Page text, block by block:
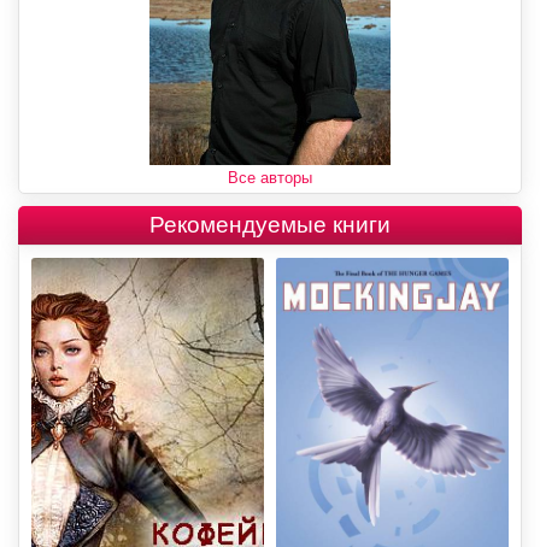
Все авторы
Рекомендуемые книги